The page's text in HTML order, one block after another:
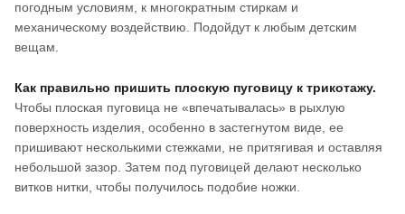
погодным условиям, к многократным стиркам и
механическому воздействию. Подойдут к любым детским
вещам.
Как правильно пришить плоскую пуговицу к трикотажу.
Чтобы плоская пуговица не «впечатывалась» в рыхлую
поверхность изделия, особенно в застегнутом виде, ее
пришивают несколькими стежками, не притягивая и оставляя
небольшой зазор. Затем под пуговицей делают несколько
витков нитки, чтобы получилось подобие ножки.